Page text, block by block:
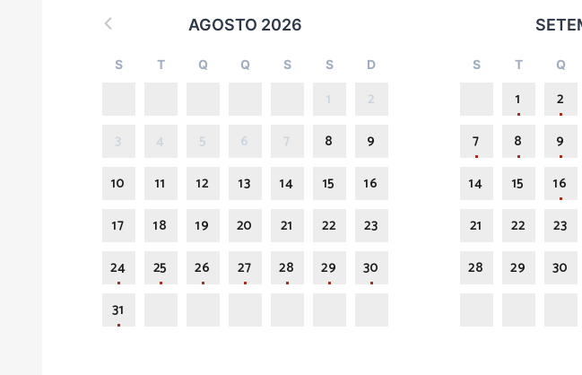
AGOSTO 2026
S T Q Q S S D
1
2
3
4 5 6 7 8
9
10
11 12 13 14 15
16
17
18 19 20 21 22
23
24
25 26 27 28 29
30
31
S T Q
1 2
7
8 9
14
15 16
21
22 23
28
29 30